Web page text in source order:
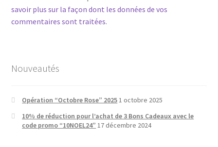
savoir plus sur la façon dont les données de vos
commentaires sont traitées.
Nouveautés
Opération “Octobre Rose” 20251 octobre 2025
10% de réduction pour l’achat de 3 Bons Cadeaux avec le
code promo “10NOEL24” 17 décembre 2024